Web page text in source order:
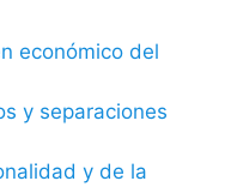
económico del
y separaciones
y de la